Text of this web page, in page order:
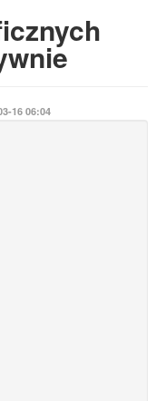
16 06:04